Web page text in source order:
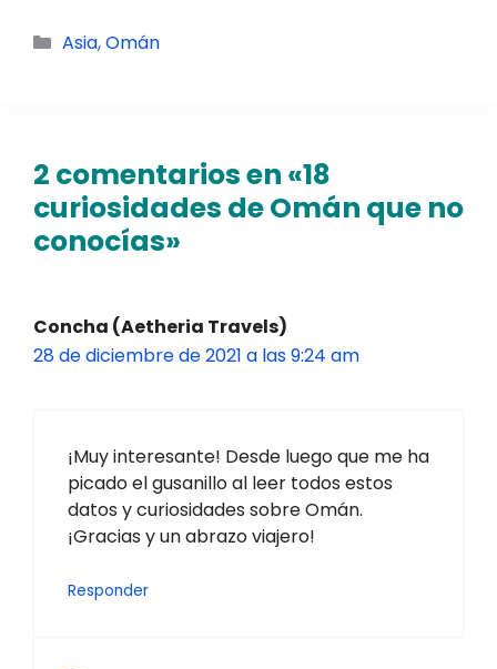
Categorías
Asia,Omán
2 comentarios en «18
curiosidades de Omán que no
conocías»
Concha (Aetheria Travels)
28 de diciembre de 2021 a las 9:24 am
¡Muy interesante! Desde luego que me ha
picado el gusanillo al leer todos estos
datos y curiosidades sobre Omán.
¡Gracias y un abrazo viajero!
Responder